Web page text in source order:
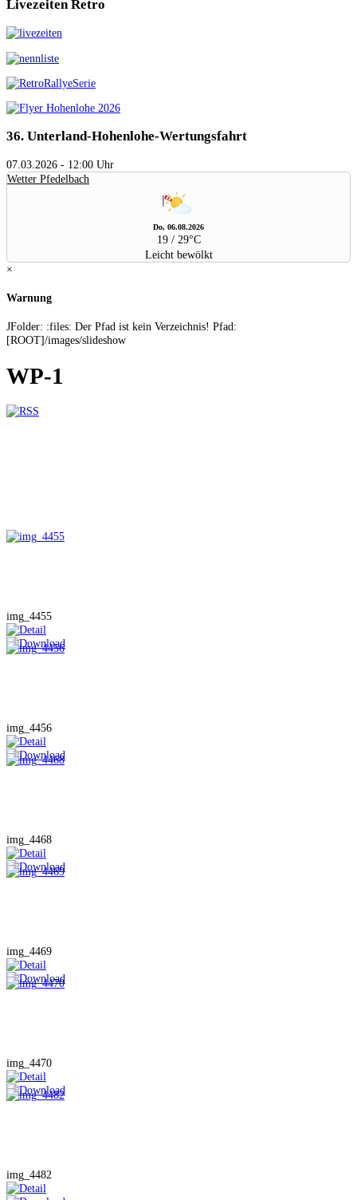
LivezeitenRetro
36. Unterland-Hohenlohe-Wertungsfahrt
07.03.2026 - 12:00 Uhr
Wetter Pfedelbach
Do, 06.08.2026
19 / 29°C
Leicht bewölkt
×
Warnung
JFolder: :files: Der Pfad ist kein Verzeichnis! Pfad:
[ROOT]/images/slideshow
WP-1
img_4455
img_4456
img_4468
img_4469
img_4470
img_4482